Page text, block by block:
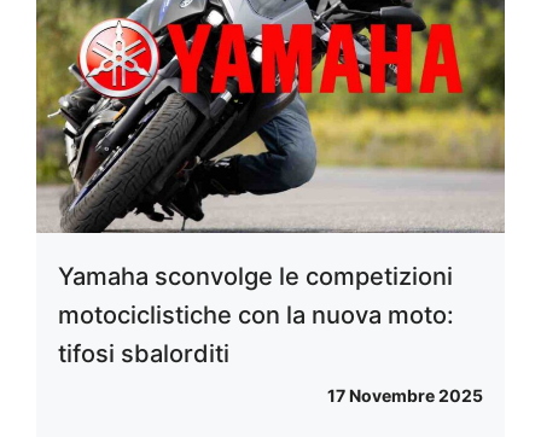
Yamaha sconvolge le competizioni
motociclistiche con la nuova moto:
tifosi sbalorditi
17 Novembre 2025